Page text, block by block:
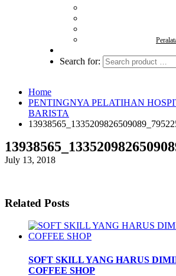
Search for:
Home
PENTINGNYA PELATIHAN
BARISTA
July 13, 2018
Related Posts
SOFT SKILL YANG HARUS
COFFEE SHOP